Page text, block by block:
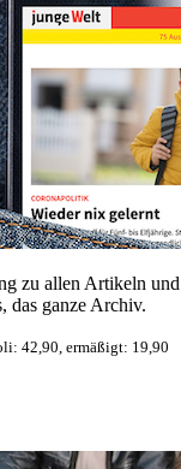
zu allen Artikeln
das ganze Archiv.
42,90, ermäßigt: 19,90